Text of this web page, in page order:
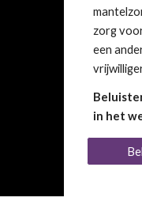
zorg
een
in het